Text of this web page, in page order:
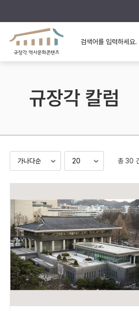
규장각의 어제와 오늘
규장각 소개영상
사료와
고대
고려
조선 후
검색 연산자 사용안
연산자 사
AND 정조
OR 정조
NOT 정조
규장각 칼럼
총 30